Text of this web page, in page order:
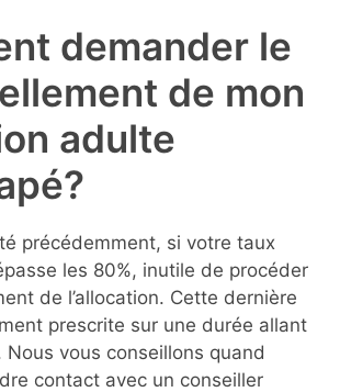
demander le
de mon
adulte
précédemment, si votre taux
les 80%, inutile de procéder
de l’allocation. Cette dernière
prescrite sur une durée allant
Nous vous conseillons quand
contact avec un conseiller